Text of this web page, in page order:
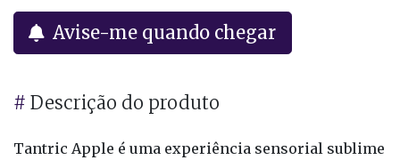
Avise-me quando chegar
# Descrição do produto
Tantric Apple é uma experiência sensorial sublime